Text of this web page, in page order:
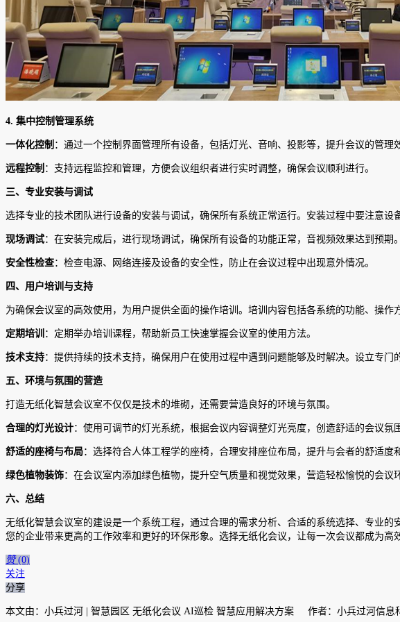
4. 集中控制管理系统
一体化控制 ：通过一个控制界面管理所有设备，包括灯光、音响、投影等，提升会议的管理
远程控制 ：支持远程监控和管理，方便会议组织者进行实时调整，确保会议顺利进行。
三、专业安装与调试
选择专业的技术团队进行设备的安装与调试，确保所有系统正常运行。安装过程中要注意
现场调试：在安装完成后，进行现场调试，确保所有设备的功能正常，音视频效果达到预期。
安全性检查：检查电源、网络连接及设备的安全性，防止在会议过程中出现意外情况。
四、用户培训与支持
为确保会议室的高效使用，为用户提供全面的操作培训。培训内容包括各系统的功能、操作
定期培训 ：定期举办培训课程，帮助新员工快速掌握会议室的使用方法。
技术支持：提供持续的技术支持，确保用户在使用过程中遇到问题能够及时解决。设立专门
五、环境与氛围的营造
打造无纸化智慧会议室不仅仅是技术的堆砌，还需要营造良好的环境与氛围。
合理的灯光设计：使用可调节的灯光系统，根据会议内容调整灯光亮度，创造舒适的会议氛
舒适的座椅与布局：选择符合人体工程学的座椅，合理安排座位布局，提升与会者的舒适度
绿色植物装饰：在会议室内添加绿色植物，提升空气质量和视觉效果，营造轻松愉悦的会议
六、总结
无纸化智慧会议室的建设是一个系统工程，通过合理的需求分析、合适的系统选择、专业
您的企业带来更高的工作效率和更好的环保形象。选择无纸化会议，让每一次会议都成为高
赞 (0)
关注
分享
本文由：小兵过河 | 智慧园区 无纸化会议 AI巡检 智慧应用解决方案 作者：小兵过河信息